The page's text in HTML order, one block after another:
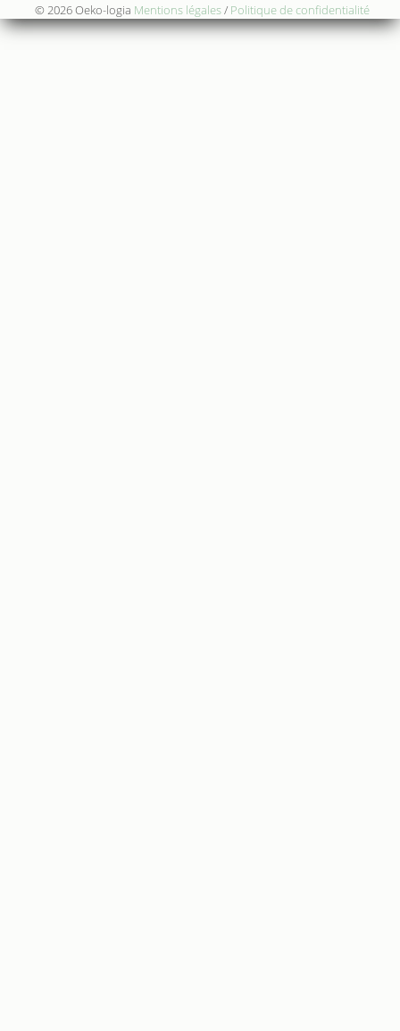
© 2026 Oeko-logia Mentions légales/ Politique de confidentialité